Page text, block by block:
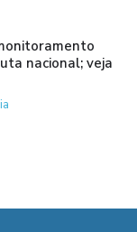
nacional; veja